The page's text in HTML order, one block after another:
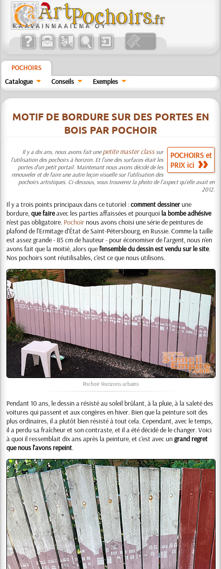
POCHOIRS
Catalogue
Conseils Exemples
MOTIF DE BORDURE SUR DES PORTES EN
BOIS PAR POCHOIR
POCHOIRS et
PRIX ici
Il y a dix ans, nous avons fait une petite master classsur
l'utilisation des pochoirs à horizon. Et l'une des surfaces était les
portes d'un petit portail. Maintenant nous avons décidé de les
renouveler et de faire une autre leçon visuelle sur l'utilisation des
pochoirs artistiques. Ci-dessous, vous trouverez la photo de l'aspect qu'elle avait en
2012.
Il y a trois points principaux dans ce tutoriel :comment dessiner une
bordure,que faireavec les parties affaissées et pourquoi la bombe adhésive
n'est pas obligatoire. Pochoir nous avons choisi une série de peintures de
plafond de l'Ermitage d'État de Saint-Pétersbourg, en Russie. Comme la taille
est assez grande - 85 cm de hauteur - pour économiser de l'argent, nous n'en
avons fait que la moitié, alors que l'ensemble du dessin est vendu sur le site.
Nos pochoirs sont réutilisables, c'est ce que nous utilisons.
Pochoir Horizons urbains
Pendant 10 ans, le dessin a résisté au soleil brûlant, à la pluie, à la saleté des
voitures qui passent et aux congères en hiver. Bien que la peinture soit des
plus ordinaires, il a plutôt bien résisté à tout cela. Cependant, avec le temps,
il a perdu sa fraîcheur et son contraste, et il a été décidé de le changer. Voici
à quoi il ressemblait dix ans après la peinture, et c'est avec ungrand regret
que nous l'avons repeint.